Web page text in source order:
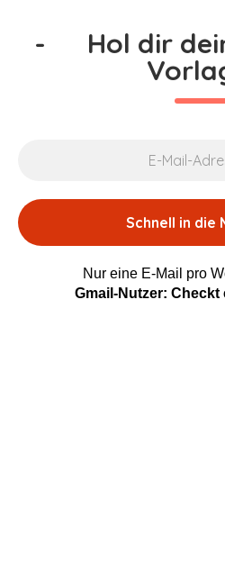
- Hol dir
Nur eine E-Mail pro
Gmail-Nutzer: Checkt